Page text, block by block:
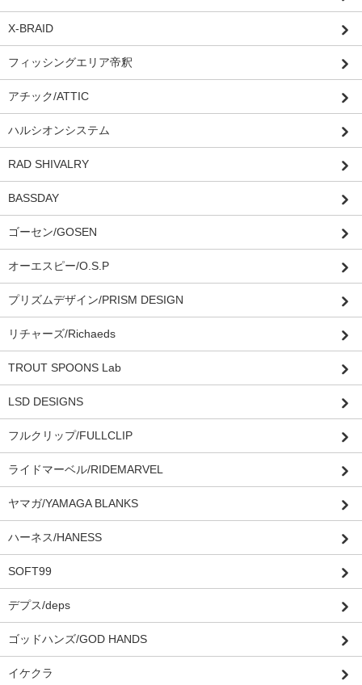
X-BRAID
フィッシングエリア帝釈
アチック/ATTIC
ハルシオンシステム
RAD SHIVALRY
BASSDAY
ゴーセン/GOSEN
オーエスピー/O.S.P
プリズムデザイン/PRISM DESIGN
リチャーズ/Richaeds
TROUT SPOONS Lab
LSD DESIGNS
フルクリップ/FULLCLIP
ライドマーベル/RIDEMARVEL
ヤマガ/YAMAGA BLANKS
ハーネス/HANESS
SOFT99
デプス/deps
ゴッドハンズ/GOD HANDS
イケクラ